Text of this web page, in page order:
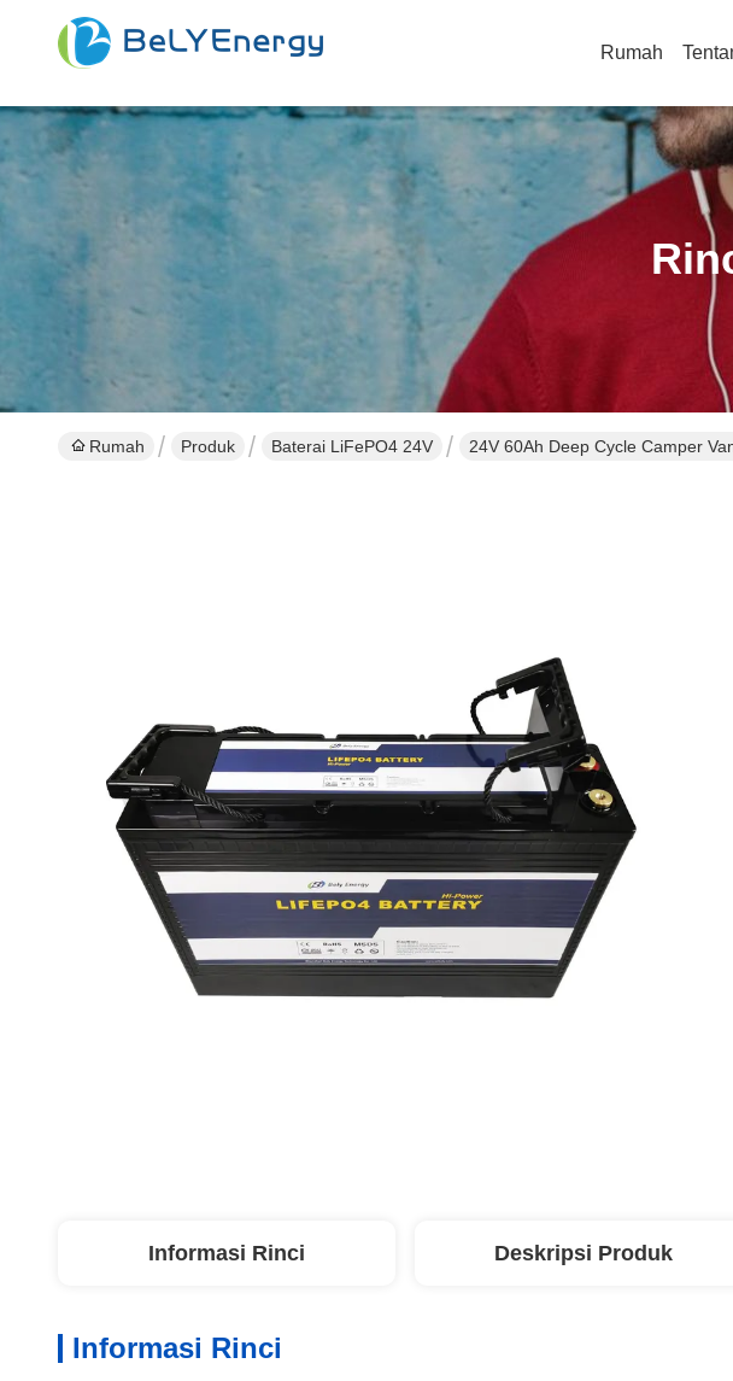
Rumah
Rumah Produk Baterai LiFePO4 24V 24V 60Ah Deep Cycle Camper
Informasi Rinci Deskripsi Produk
Informasi Rinci